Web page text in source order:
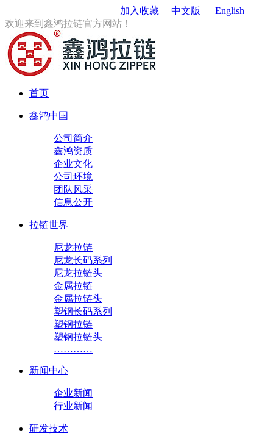
加入收藏 中文版
English
欢迎来到鑫鸿拉链官方网站！
首页
鑫鸿中国
公司简介
鑫鸿资质
企业文化
公司环境
团队风采
信息公开
拉链世界
尼龙拉链
尼龙长码系列
尼龙拉链头
金属拉链
金属拉链头
塑钢长码系列
塑钢拉链
塑钢拉链头
…………
新闻中心
企业新闻
行业新闻
研发技术